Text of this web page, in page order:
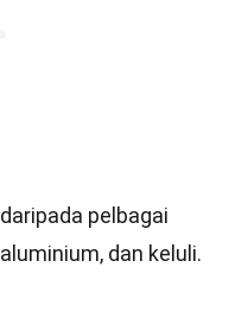
pelbagai
dan keluli.